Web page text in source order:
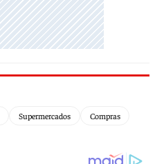
Supermercados Compras